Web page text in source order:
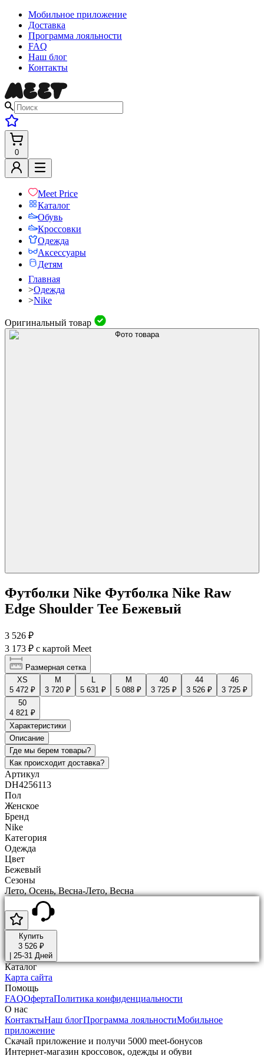
Мобильное приложение
Доставка
Программа лояльности
FAQ
Наш блог
Контакты
0
Meet Price
Каталог
Обувь
Кроссовки
Одежда
Аксессуары
Детям
Главная
>Одежда
>Nike
Оригинальный товар
Футболки Nike Футболка Nike Raw
Edge Shoulder Tee Бежевый
3 526 ₽
3 173 ₽ с картой Meet
Размерная сетка
XS
5 472 ₽
M
3 720 ₽
5 631 ₽
М
5 088 ₽
40
3 725 ₽
44
3 526 ₽
46
3 725 ₽
50
4 821 ₽
Характеристики
Описание
Где мы берем товары?
Как происходит доставка?
Артикул
DH4256113
Пол
Женское
Бренд
Nike
Категория
Одежда
Цвет
Бежевый
Сезоны
Лето, Осень, Весна-Лето, Весна
Купить
3 526 ₽
25-31 Дней
Каталог
Карта сайта
Помощь
FAQОфертаПолитика конфиденциальности
О нас
КонтактыНаш блогПрограмма лояльностиМобильное
приложение
Скачай приложение и получи 5000 meet-бонусов
Интернет-магазин кроссовок, одежды и обуви